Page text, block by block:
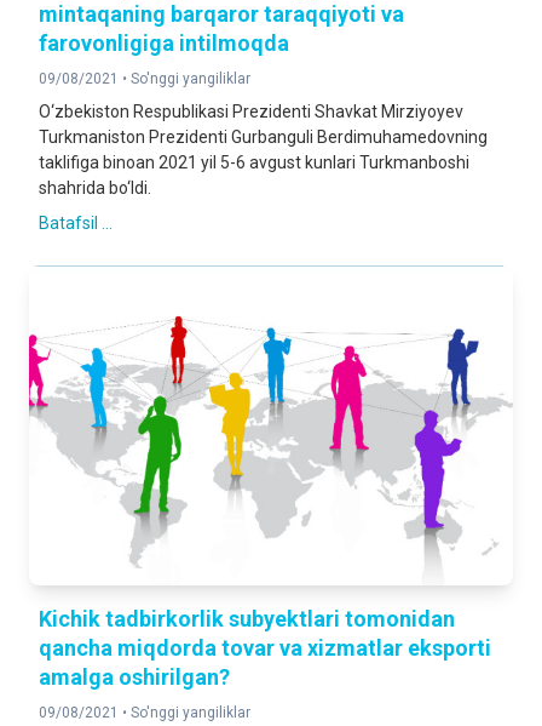
mintaqaning barqaror taraqqiyoti va
farovonligiga intilmoqda
09/08/2021 • So'nggi yangiliklar
O‘zbekiston Respublikasi Prezidenti Shavkat Mirziyoyev
Turkmaniston Prezidenti Gurbanguli Berdimuhamedovning
taklifiga binoan 2021 yil 5-6 avgust kunlari Turkmanboshi
shahrida bo‘ldi.
Batafsil ...
Kichik tadbirkorlik subyektlari tomonidan
qancha miqdorda tovar va xizmatlar eksporti
amalga oshirilgan?
09/08/2021 • So'nggi yangiliklar